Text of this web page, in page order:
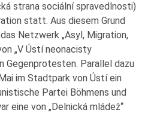
strana sociální spravedlnosti)
statt. Aus diesem Grund
Netzwerk „Asyl, Migration,
„V Ústí neonacisty
Gegenprotesten. Parallel dazu
im Stadtpark von Ústí ein
Partei Böhmens und
eine von „Delnická mládež“